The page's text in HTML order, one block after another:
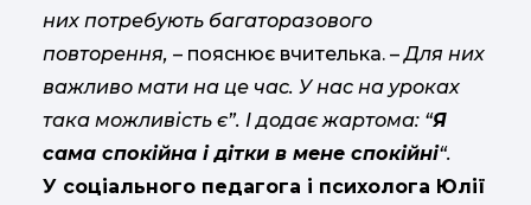
них потребують багаторазового
повторення, – пояснює вчителька. –Для них
важливо мати на це час. У нас на уроках
така можливість є”. І додає жартома: “Я
сама спокійна і дітки в мене спокійні“.
У соціального педагога і психолога Юлії